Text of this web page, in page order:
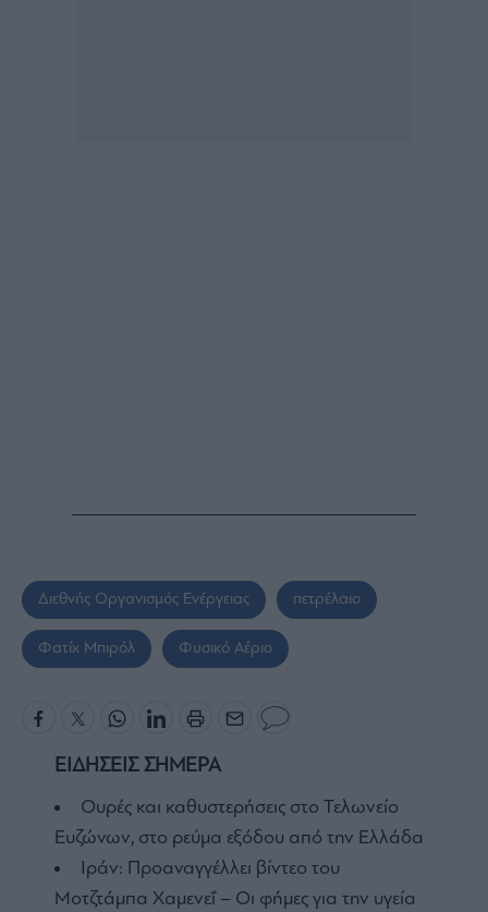
Διεθνής Οργανισμός Ενέργειας πετρέλαιο
Φατίχ Μπιρόλ Φυσικό Αέριο
ΕΙΔΗΣΕΙΣ ΣΗΜΕΡΑ
Ουρές και καθυστερήσεις στο Τελωνείο
Ευζώνων, στο ρεύμα εξόδου από την Ελλάδα
Ιράν: Προαναγγέλλει βίντεο του
Μοτζτάμπα Χαμενεΐ – Οι φήμες για την υγεία